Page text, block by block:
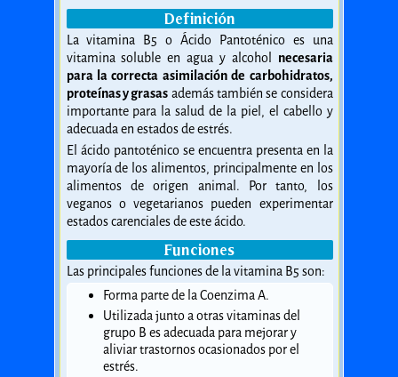
Definición
La vitamina B5 o Ácido Pantoténico es una
vitamina soluble en agua y alcohol necesaria
para la correcta asimilación de carbohidratos,
proteínas y grasas además también se considera
importante para la salud de la piel, el cabello y
adecuada en estados de estrés.
El ácido pantoténico se encuentra presenta en la
mayoría de los alimentos, principalmente en los
alimentos de origen animal. Por tanto, los
veganos o vegetarianos pueden experimentar
estados carenciales de este ácido.
Funciones
Las principales funciones de la vitamina B5 son:
Forma parte de la Coenzima A.
Utilizada junto a otras vitaminas del
grupo B es adecuada para mejorar y
aliviar trastornos ocasionados por el
estrés.